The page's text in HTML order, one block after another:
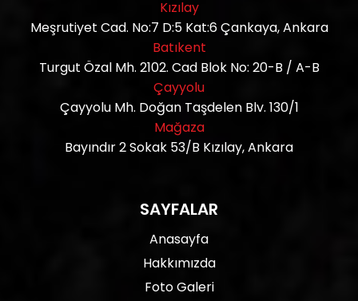
Kızılay
Meşrutiyet Cad. No:7 D:5 Kat:6 Çankaya, Ankara
Batıkent
Turgut Özal Mh. 2102. Cad Blok No: 20-B / A-B
Çayyolu
Çayyolu Mh. Doğan Taşdelen Blv. 130/1
Mağaza
Bayındır 2 Sokak 53/B Kızılay, Ankara
SAYFALAR
Anasayfa
Hakkımızda
Foto Galeri